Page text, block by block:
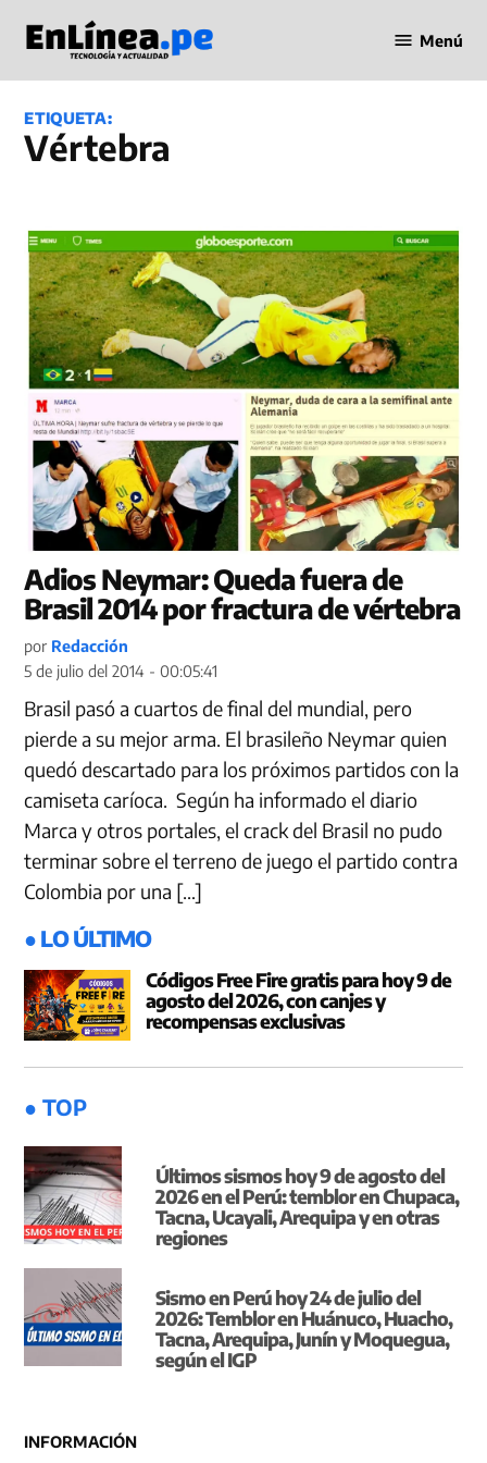
contenido
en Línea
Menú
ETIQUETA:
Vértebra
Adios Neymar: Queda fuera de
Brasil 2014 por fractura de vértebra
por Redacción
5 de julio del 2014 - 00:05:41
Brasil pasó a cuartos de final del mundial, pero
pierde a su mejor arma. El brasileño Neymar quien
quedó descartado para los próximos partidos con la
camiseta caríoca. Según ha informado el diario
Marca y otros portales, el crack del Brasil no pudo
terminar sobre el terreno de juego el partido contra
Colombia por una […]
● LO ÚLTIMO
Códigos Free Fire gratis para hoy 9 de
agosto del 2026, con canjes y
recompensas exclusivas
● TOP
Últimos sismos hoy 9 de agosto del
2026 en el Perú: temblor en Chupaca,
Tacna, Ucayali, Arequipa y en otras
regiones
Sismo en Perú hoy 24 de julio del
2026: Temblor en Huánuco, Huacho,
Tacna, Arequipa, Junín y Moquegua,
según el IGP
INFORMACIÓN